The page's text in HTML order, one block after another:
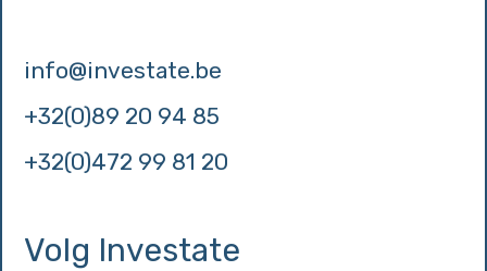
info@investate.be
+32(0)89 20 94 85
+32(0)472 99 81 20
Volg Investate